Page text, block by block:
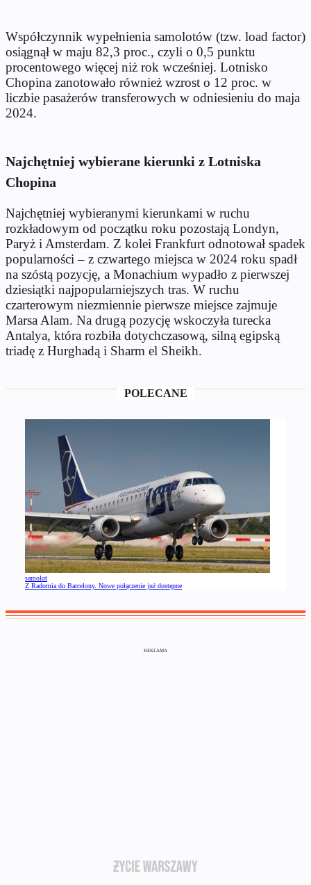
Współczynnik wypełnienia samolotów (tzw. load factor)
osiągnął w maju 82,3 proc., czyli o 0,5 punktu
procentowego więcej niż rok wcześniej. Lotnisko
Chopina zanotowało również wzrost o 12 proc. w
liczbie pasażerów transferowych w odniesieniu do maja
2024.
Najchętniej wybierane kierunki z Lotniska
Chopina
Najchętniej wybieranymi kierunkami w ruchu
rozkładowym od początku roku pozostają Londyn,
Paryż i Amsterdam. Z kolei Frankfurt odnotował spadek
popularności – z czwartego miejsca w 2024 roku spadł
na szóstą pozycję, a Monachium wypadło z pierwszej
dziesiątki najpopularniejszych tras. W ruchu
czarterowym niezmiennie pierwsze miejsce zajmuje
Marsa Alam. Na drugą pozycję wskoczyła turecka
Antalya, która rozbiła dotychczasową, silną egipską
triadę z Hurghadą i Sharm el Sheikh.
POLECANE
samolot
Z Radomia do Barcelony. Nowe połączenie już dostępne
REKLAMA